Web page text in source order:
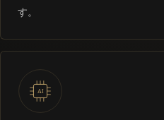
す。
AI